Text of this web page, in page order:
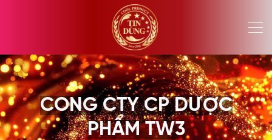
CONG CTY CP DƯỢC
PHẨM TW3